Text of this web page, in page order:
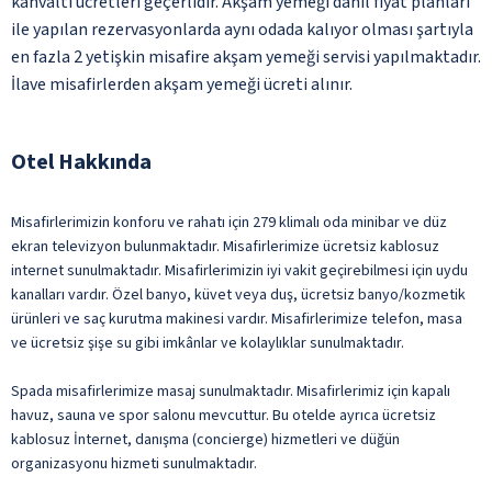
ile yapılan rezervasyonlarda aynı odada kalıyor olması şartıyla
en fazla 2 yetişkin misafire akşam yemeği servisi yapılmaktadır.
İlave misafirlerden akşam yemeği ücreti alınır.
Otel Hakkında
Misafirlerimizin konforu ve rahatı için 279 klimalı oda minibar ve düz
ekran televizyon bulunmaktadır. Misafirlerimize ücretsiz kablosuz
internet sunulmaktadır. Misafirlerimizin iyi vakit geçirebilmesi için uydu
kanalları vardır. Özel banyo, küvet veya duş, ücretsiz banyo/kozmetik
ürünleri ve saç kurutma makinesi vardır. Misafirlerimize telefon, masa
ve ücretsiz şişe su gibi imkânlar ve kolaylıklar sunulmaktadır.
Spada misafirlerimize masaj sunulmaktadır. Misafirlerimiz için kapalı
havuz, sauna ve spor salonu mevcuttur. Bu otelde ayrıca ücretsiz
kablosuz İnternet, danışma (concierge) hizmetleri ve düğün
organizasyonu hizmeti sunulmaktadır.